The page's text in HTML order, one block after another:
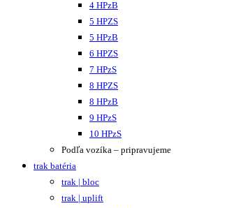
4 HPzB
5 HPZS
5 HPzB
6 HPZS
7 HPzS
8 HPZS
8 HPzB
9 HPzS
10 HPzS
Podľa vozíka – pripravujeme
trak batéria
trak | bloc
trak | uplift